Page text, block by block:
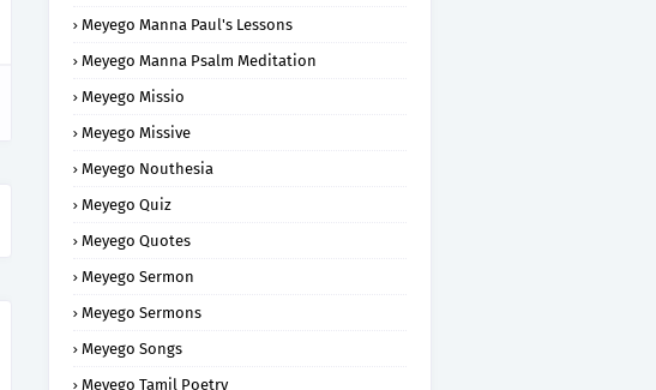
Meyego Manna Paul's Lessons
Meyego Manna Psalm Meditation
Meyego Missio
Meyego Missive
Meyego Nouthesia
Meyego Quiz
Meyego Quotes
Meyego Sermon
Meyego Sermons
Meyego Songs
Meyego Tamil Poetry